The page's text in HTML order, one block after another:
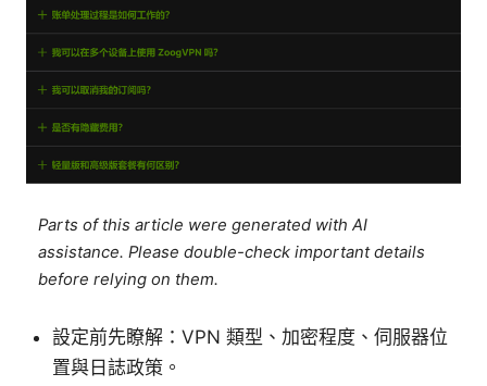
Parts of this article were generated with AI
assistance. Please double-check important details
before relying on them.
設定前先瞭解：VPN 類型、加密程度、伺服器位
置與日誌政策。